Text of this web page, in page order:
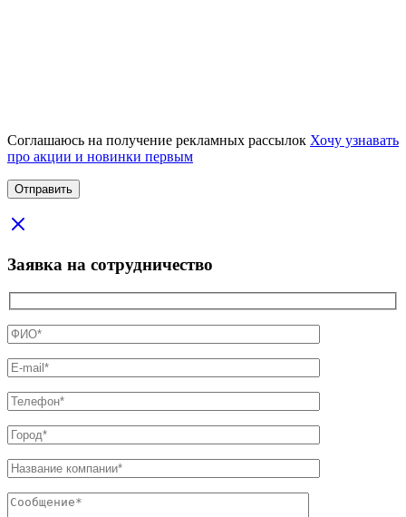
Соглашаюсь на получение рекламных рассылок Хочу узнавать
про акции и новинки первым
Заявка на сотрудничество